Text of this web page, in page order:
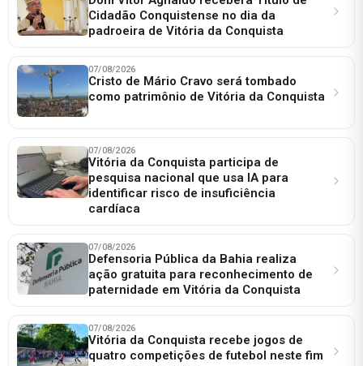
Cidadão Conquistense no dia da
padroeira de Vitória da Conquista
07/08/2026
Cristo de Mário Cravo será tombado
como patrimônio de Vitória da Conquista
07/08/2026
Vitória da Conquista participa de
pesquisa nacional que usa IA para
identificar risco de insuficiência
cardíaca
07/08/2026
Defensoria Pública da Bahia realiza
ação gratuita para reconhecimento de
paternidade em Vitória da Conquista
07/08/2026
Vitória da Conquista recebe jogos de
quatro competições de futebol neste fim